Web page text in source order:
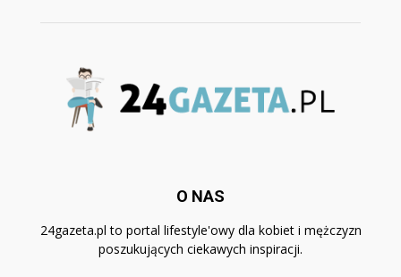
O NAS
24gazeta.pl to portal lifestyle'owy dla kobiet i mężczyzn
poszukujących ciekawych inspiracji.